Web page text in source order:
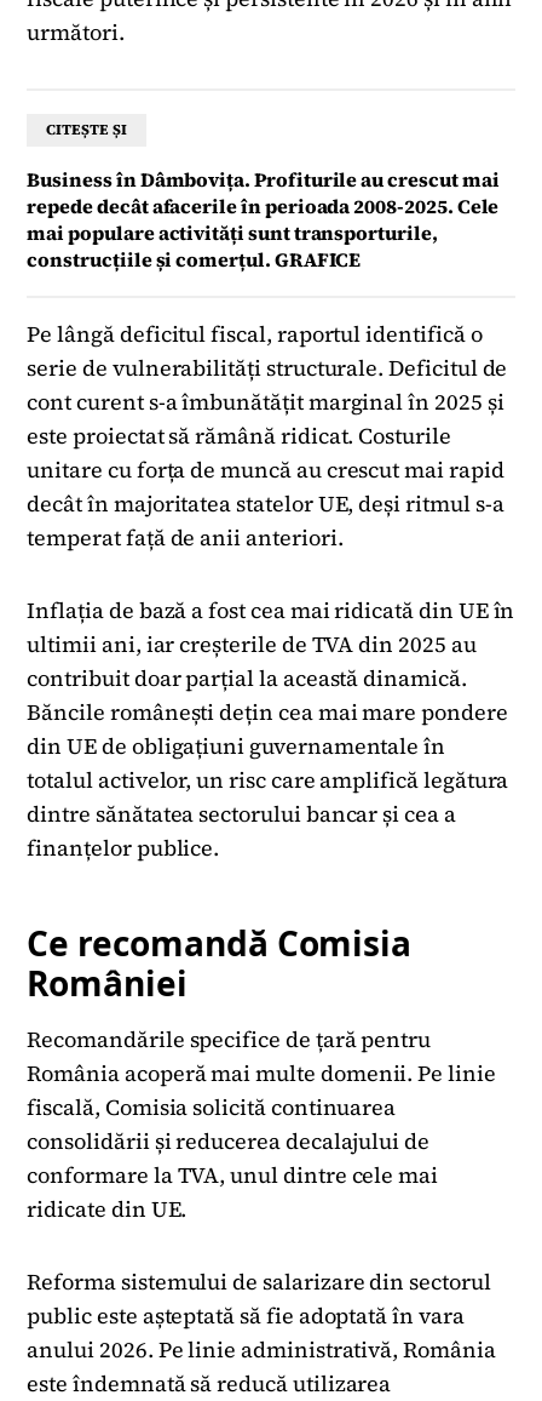
următori.
CITEȘTE ȘI
Business în Dâmbovița. Profiturile au crescut mai
repede decât afacerile în perioada 2008-2025. Cele
mai populare activități sunt transporturile,
construcțiile și comerțul. GRAFICE
Pe lângă deficitul fiscal, raportul identifică o
serie de vulnerabilități structurale. Deficitul de
cont curent s-a îmbunătățit marginal în 2025 și
este proiectat să rămână ridicat. Costurile
unitare cu forța de muncă au crescut mai rapid
decât în majoritatea statelor UE, deși ritmul s-a
temperat față de anii anteriori.
Inflația de bază a fost cea mai ridicată din UE în
ultimii ani, iar creșterile de TVA din 2025 au
contribuit doar parțial la această dinamică.
Băncile românești dețin cea mai mare pondere
din UE de obligațiuni guvernamentale în
totalul activelor, un risc care amplifică legătura
dintre sănătatea sectorului bancar și cea a
finanțelor publice.
Ce recomandă Comisia
României
Recomandările specifice de țară pentru
România acoperă mai multe domenii. Pe linie
fiscală, Comisia solicită continuarea
consolidării și reducerea decalajului de
conformare la TVA, unul dintre cele mai
ridicate din UE.
Reforma sistemului de salarizare din sectorul
public este așteptată să fie adoptată în vara
anului 2026. Pe linie administrativă, România
este îndemnată să reducă utilizarea